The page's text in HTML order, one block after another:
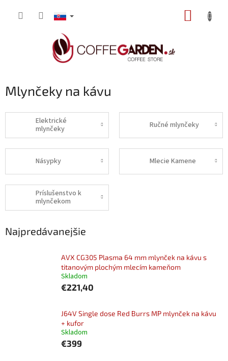
Mlynčeky na kávu
Elektrické
mlynčeky
Ručné mlynčeky
Násypky Mlecie Kamene
Príslušenstvo k
mlynčekom
Najpredávanejšie
AVX CG305 Plasma 64 mm mlynček na kávu s
titanovým plochým mlecím kameňom
Skladom
€221,40
J64V Single dose Red Burrs MP mlynček na kávu
+ kufor
Skladom
€399